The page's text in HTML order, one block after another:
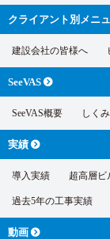
クライアント別 メニ
建設会社の皆様へ
SeeVAS
SeeVAS概要 しくみ
実績
導入実績 超高層ビ
過去5年の工事実績
動画